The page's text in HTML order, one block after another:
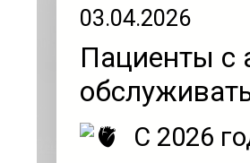
03.04.2026
Пациенты с
С 2026